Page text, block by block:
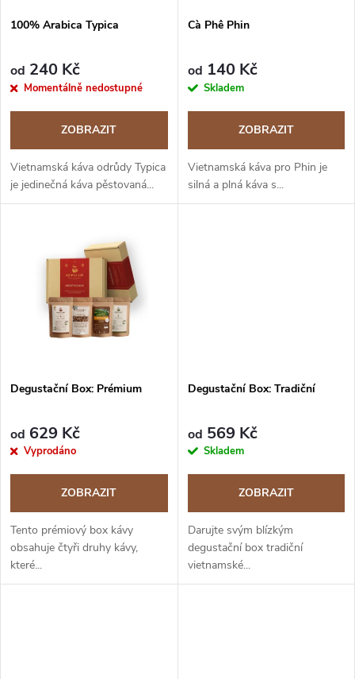
p
r
o
d
u
s
p
r
d
u
100% Arabica Typica
od 240 Kč
Momentálně nedostupné
ZOBRAZIT
Vietnamská káva odrůdy Typica
je jedinečná káva pěstovaná...
Cà Phê Phin
od 140 Kč
Skladem
ZOBRAZIT
Vietnamská káva pro Phin je
silná a plná káva s...
Degustační Box: Prémium
od 629 Kč
Vyprodáno
ZOBRAZIT
Tento prémiový box kávy
obsahuje čtyři druhy kávy,
které...
Degustační Box: Tradiční
od 569 Kč
Skladem
ZOBRAZIT
Darujte svým blízkým
degustační box tradiční
vietnamské...